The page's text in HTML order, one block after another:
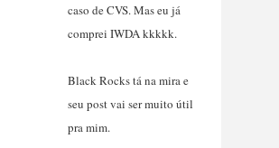
caso de CVS. Mas eu já
comprei IWDA kkkkk.
Black Rocks tá na mira e
seu post vai ser muito útil
pra mim.